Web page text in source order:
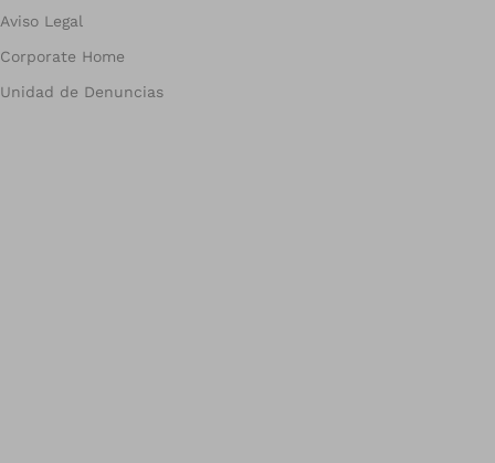
Aviso Legal
Corporate Home
Unidad de Denuncias